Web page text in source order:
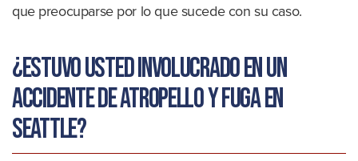
que preocuparse por lo que sucede con su caso.
¿Estuvo usted involucrado en un
accidente de atropello y fuga en
Seattle?